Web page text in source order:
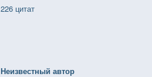
226 цитат
Неизвестный автор